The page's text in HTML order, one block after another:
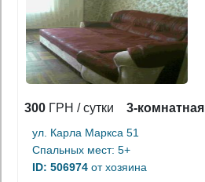
300 ГРН / сутки 3-комнатная
ул. Карла Маркса 51
Спальных мест: 5+
ID: 506974 от хозяина